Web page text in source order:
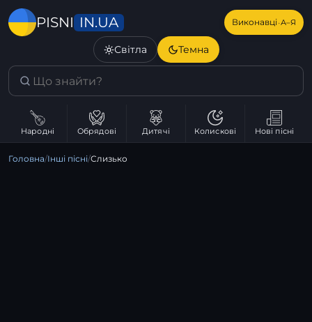
PISNI IN.UA Виконавці·А–Я
Світла Темна
Народні Обрядові Дитячі Колискові Нові пісні
Головна/Інші пісні/Слизько